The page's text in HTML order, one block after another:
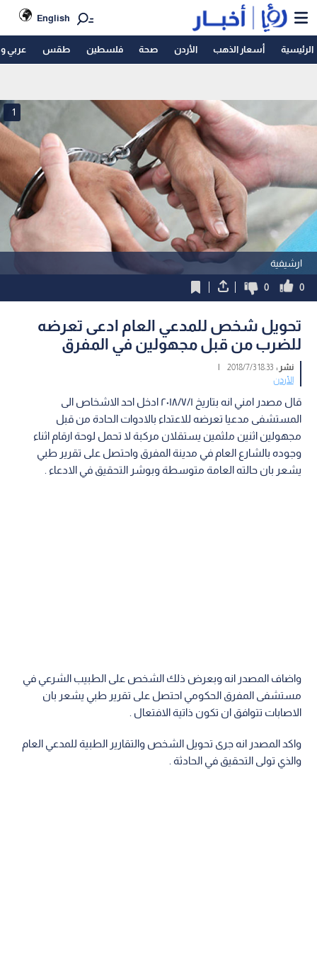
English
الرئيسية أسعار الذهب الأردن صحة فلسطين طقس عربي
ارشيفية
1
0
0
تحويل شخص للمدعي العام ادعى تعرضه
للضرب من قبل مجهولين في المفرق
نشر :18:33 2018/7/3
|
الأردن
قال مصدر امني انه بتاريخ ٢٠١٨/٧/١ ادخل احد الاشخاص الى
المستشفى مدعيا تعرضه للاعتداء بالادوات الحادة من قبل
مجهولين اثنين ملثمين يستقلان مركبة لا تحمل لوحة ارقام اثناء
وجوده بالشارع العام في مدينة المفرق واحتصل على تقرير طبي
يشعر بان حالته العامة متوسطة وبوشر التحقيق في الادعاء .
واضاف المصدر انه وبعرض ذلك الشخص على الطبيب الشرعي في
مستشفى المفرق الحكومي احتصل على تقرير طبي يشعر بان
الاصابات تتوافق ان تكون ذاتية الافتعال .
واكد المصدر انه جرى تحويل الشخص والتقارير الطبية للمدعي العام
والذي تولى التحقيق في الحادثة .